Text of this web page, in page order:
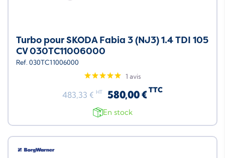
Turbo pour SKODA Fabia 3 (NJ3) 1.4 TDI 105
CV 030TC11006000
Ref. 030TC11006000
1 avis
483,33 € HT 580,00 € TTC
En stock